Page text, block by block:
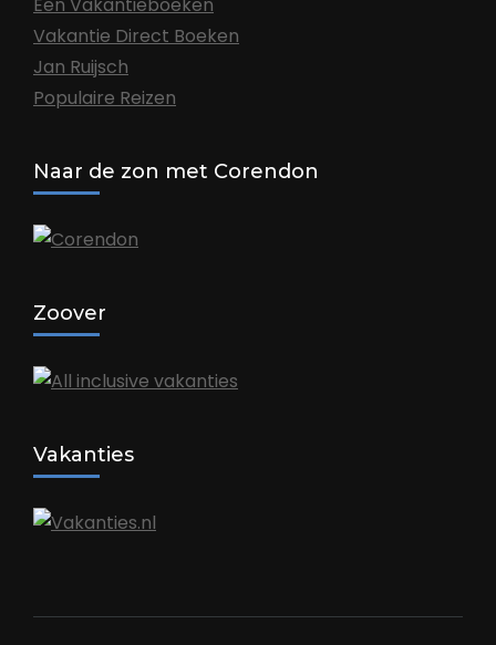
Een Vakantieboeken
Vakantie Direct Boeken
Jan Ruijsch
Populaire Reizen
Naar de zon met Corendon
Zoover
Vakanties